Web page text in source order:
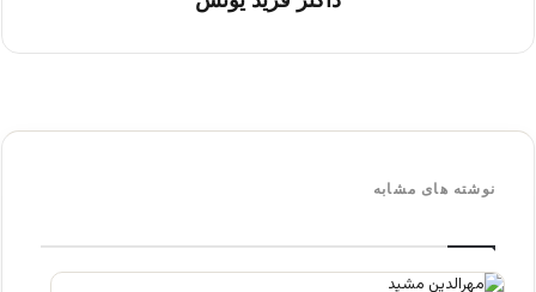
نوشته های مشابه